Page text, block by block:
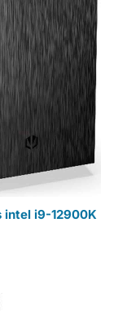
intel i9-12900K